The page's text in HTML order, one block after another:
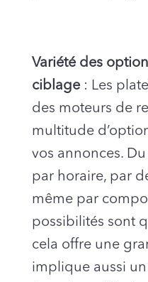
Variété des
ciblage: Les
des moteurs de
multitude
vos annonces.
par horaire, par
même par
possibilités sont
cela offre une
implique aussi